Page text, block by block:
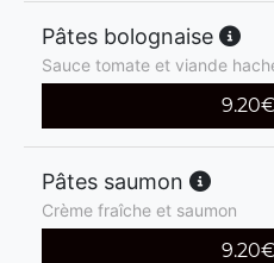
Pâtes bolognaise
Sauce tomate et viande
9.20€
Pâtes saumon
Crème fraîche et saumon
9.20€